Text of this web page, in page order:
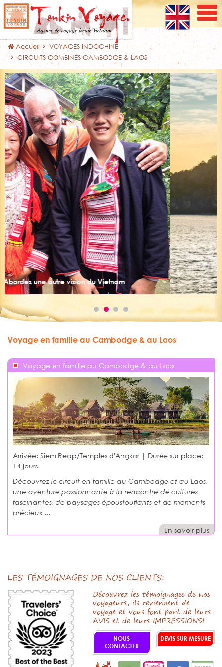
Accueil
VOYAGES INDOCHINE
CIRCUITS COMBINÉS CAMBODGE & LAOS
Vivez la magie de la baie
Voyage en famille au Cambodge & au Laos
Voyage en famille au Cambodge & au Laos
Arrivée: Siem Reap/Temples d'Angkor | Durée sur place:
14 jours
Découvrez le circuit en famille au Cambodge et au Laos,
une aventure passionnante à la rencontre de cultures
fascinantes, de paysages époustouflants et de moments
précieux ...
En savoir plus
LES TÉMOIGNAGES DE NOS CLIENTS:
Découvrez les témoignages de nos
voyageurs, ils reviennent de
voyage et vous font part de leurs
AVIS et de leurs IMPRESSIONS!
NOUS
CONTACTER
DEVIS SUR MESURE